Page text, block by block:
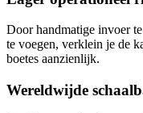
Door handmatige invoer
te voegen, verklein je de
boetes aanzienlijk.
Wereldwijde